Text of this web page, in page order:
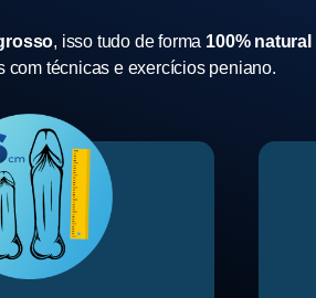
, isso tudo de forma 100%
com técnicas e exercícios peniano.